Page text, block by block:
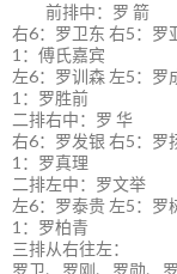
前排中：罗 箭
右6：罗卫东 右5：罗
1：傅氏嘉宾
左6：罗训森 左5：罗
1：罗胜前
二排右中：罗 华
右6：罗发银 右5：罗
1：罗真理
二排左中：罗文举
左6：罗泰贵 左5：罗
1：罗柏青
三排从右往左：